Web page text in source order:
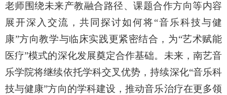
老师围绕未来产教融合路径、课题合作方向等内容
展开深入交流，共同探讨如何将“音乐科技与健
康”方向教学与临床实践更紧密结合，为“艺术赋能
医疗”模式的深化发展奠定合作基础。 未来， 南艺音
乐学院将继续依托学科交叉优势，持续深化“音乐科
技与健康”方向的学科建设，推动音乐治疗在更多领